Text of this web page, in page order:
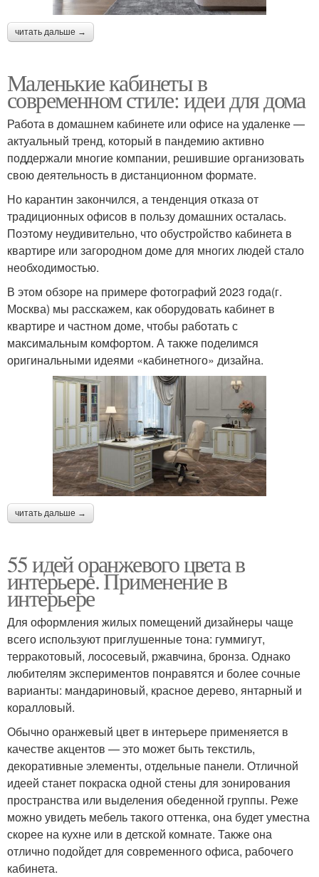
читать дальше →
Маленькие кабинеты в
современном стиле: идеи для дома
Работа в домашнем кабинете или офисе на удаленке —
актуальный тренд, который в пандемию активно
поддержали многие компании, решившие организовать
свою деятельность в дистанционном формате.
Но карантин закончился, а тенденция отказа от
традиционных офисов в пользу домашних осталась.
Поэтому неудивительно, что обустройство кабинета в
квартире или загородном доме для многих людей стало
необходимостью.
В этом обзоре на примере фотографий 2023 года(г.
Москва) мы расскажем, как оборудовать кабинет в
квартире и частном доме, чтобы работать с
максимальным комфортом. А также поделимся
оригинальными идеями «кабинетного» дизайна.
читать дальше →
55 идей оранжевого цвета в
интерьере. Применение в
интерьере
Для оформления жилых помещений дизайнеры чаще
всего используют приглушенные тона: гуммигут,
терракотовый, лососевый, ржавчина, бронза. Однако
любителям экспериментов понравятся и более сочные
варианты: мандариновый, красное дерево, янтарный и
коралловый.
Обычно оранжевый цвет в интерьере применяется в
качестве акцентов — это может быть текстиль,
декоративные элементы, отдельные панели. Отличной
идеей станет покраска одной стены для зонирования
пространства или выделения обеденной группы. Реже
можно увидеть мебель такого оттенка, она будет уместна
скорее на кухне или в детской комнате. Также она
отлично подойдет для современного офиса, рабочего
кабинета.